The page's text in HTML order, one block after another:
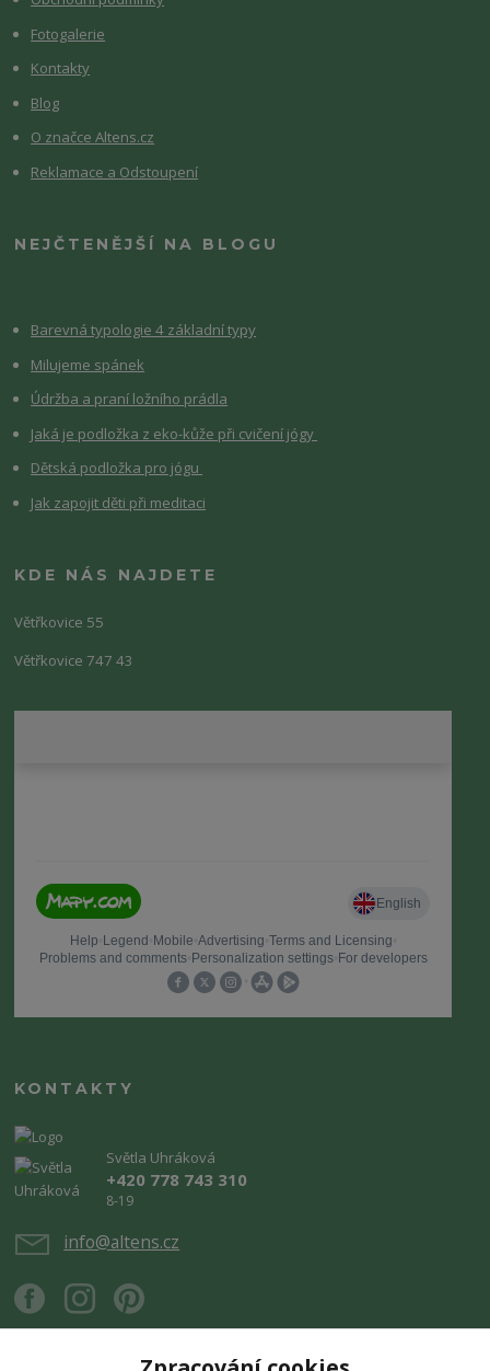
Fotogalerie
Kontakty
Blog
O značce Altens.cz
Reklamace a Odstoupení
NEJČTENĚJŠÍ NA BLOGU
Barevná typologie 4 základní typy
Milujeme spánek
Údržba a praní ložního prádla
Jaká je podložka z eko-kůže při cvičení jógy
Dětská podložka pro jógu
Jak zapojit děti při meditaci
KDE NÁS NAJDETE
Větřkovice 55
Větřkovice 747 43
KONTAKTY
Světla Uhráková
+420 778 743 310
8-19
info@altens.cz